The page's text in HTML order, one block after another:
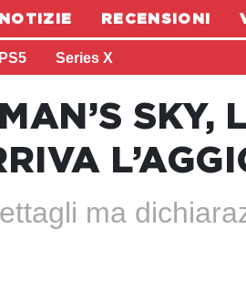
NOTIZIE RECENSIONI
PS5 Series X
SKY,
ma